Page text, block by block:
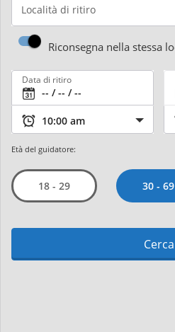
Località di ritiro
Riconsegna nella stessa
Data di ritiro
Età del guidatore:
18 - 29 30 - 69
Cerca